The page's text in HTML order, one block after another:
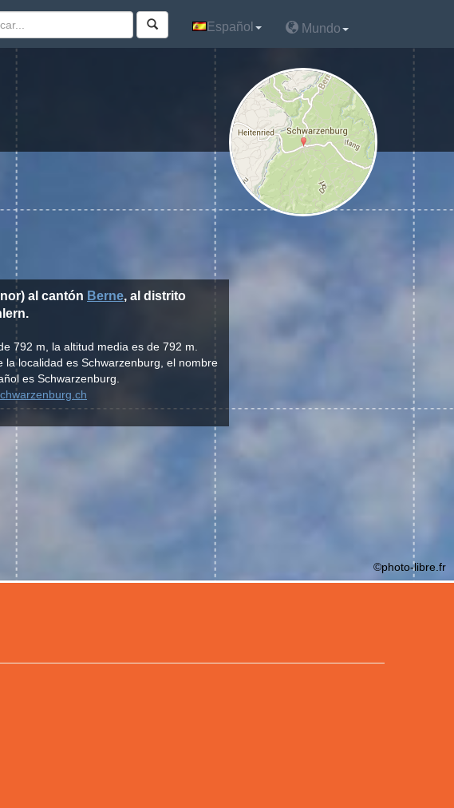
Español Mundo
al cantón Berne, al distrito
792 m, la altitud media es de 792 m.
localidad es Schwarzenburg, el nombre
es Schwarzenburg.
©photo-libre.fr
Español Mundo